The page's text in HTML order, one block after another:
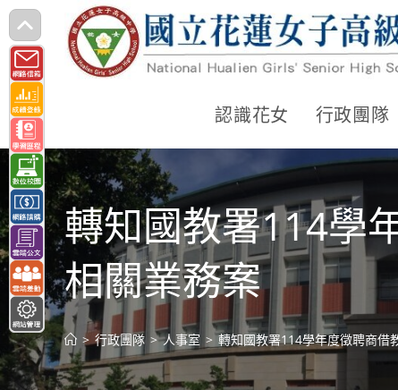
跳
轉
至
主
要
內
容
認識花女 行政團隊
轉知國教署114學
相關業務案
> 行政團隊 > 人事室 > 轉知國教署114學年度徵聘商借